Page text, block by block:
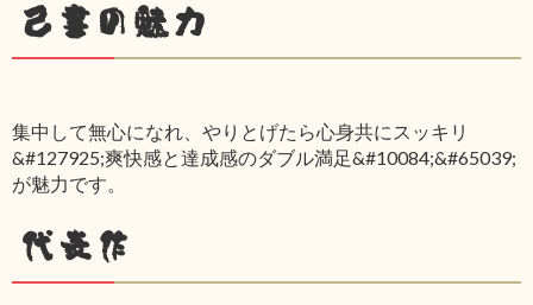
己書の魅力
集中して無心になれ、やりとげたら心身共にスッキリ
&#127925;爽快感と達成感のダブル満足&#10084;&#65039;
が魅力です。
代表作